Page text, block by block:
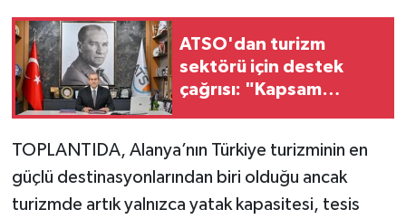
ATSO'dan turizm
sektörü için destek
çağrısı: "Kapsam
TOPLANTIDA, Alanya’nın Türkiye turizminin en
güçlü destinasyonlarından biri olduğu ancak
turizmde artık yalnızca yatak kapasitesi, tesis